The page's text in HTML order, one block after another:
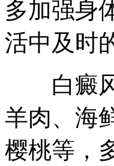
多加强身
活中及时
白癜风
羊肉、海
樱桃等，